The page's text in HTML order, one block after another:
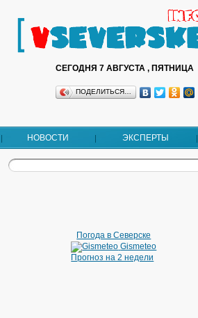
СЕГОДНЯ 7 АВГУСТА , ПЯТНИЦА
ПОДЕЛИТЬСЯ…
НОВОСТИ ЭКСПЕРТЫ
Погода в Северске
Gismeteo
Прогноз на 2 недели